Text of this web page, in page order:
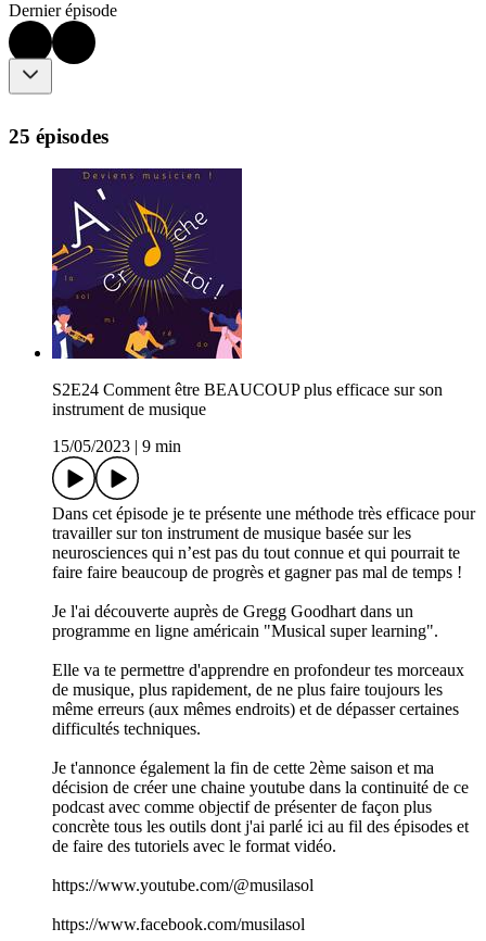
Dernier épisode
25 épisodes
S2E24 Comment être BEAUCOUP plus efficace sur son
instrument de musique
15/05/2023
9 min
Dans cet épisode je te présente une méthode très efficace pour
travailler sur ton instrument de musique basée sur les
neurosciences qui n’est pas du tout connue et qui pourrait te
faire faire beaucoup de progrès et gagner pas mal de temps !
Je l'ai découverte auprès de Gregg Goodhart dans un
programme en ligne américain "Musical super learning".
Elle va te permettre d'apprendre en profondeur tes morceaux
de musique, plus rapidement, de ne plus faire toujours les
même erreurs (aux mêmes endroits) et de dépasser certaines
difficultés techniques.
Je t'annonce également la fin de cette 2ème saison et ma
décision de créer une chaine youtube dans la continuité de ce
podcast avec comme objectif de présenter de façon plus
concrète tous les outils dont j'ai parlé ici au fil des épisodes et
de faire des tutoriels avec le format vidéo.
https://www.youtube.com/@musilasol
https://www.facebook.com/musilasol